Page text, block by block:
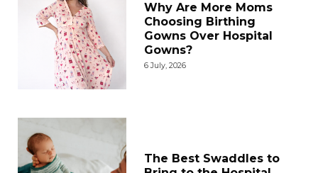
Why Are More Moms
Choosing Birthing
Gowns Over Hospital
Gowns?
6 July, 2026
The Best Swaddles to